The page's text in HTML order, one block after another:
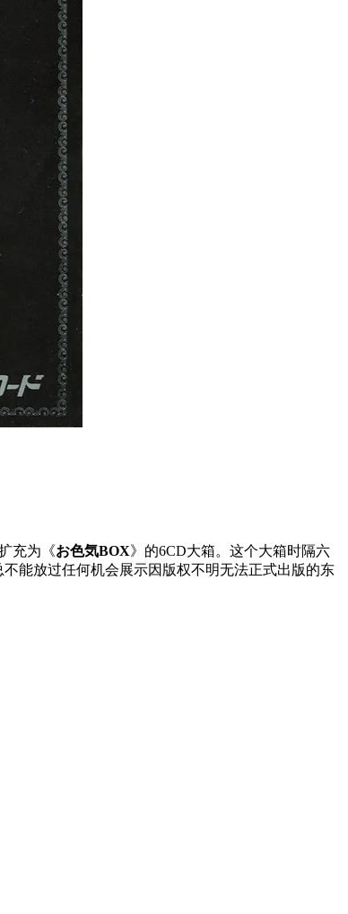
充为《お色気BOX》的6CD大箱。这个大箱时隔六
能放过任何机会展示因版权不明无法正式出版的东